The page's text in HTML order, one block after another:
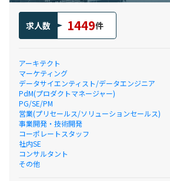
求人数 1449件
アーキテクト
マーケティング
データサイエンティスト/データエンジニア
PdM(プロダクトマネージャー)
PG/SE/PM
営業(プリセールス/ソリューションセールス)
事業開発・技術開発
コーポレートスタッフ
社内SE
コンサルタント
その他